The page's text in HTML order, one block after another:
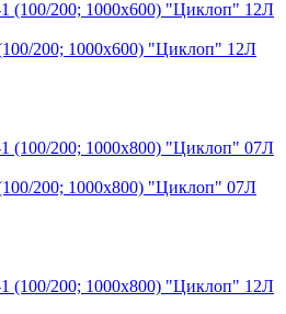
200; 1000х600) "Циклоп" 12Л
200; 1000х800) "Циклоп" 07Л